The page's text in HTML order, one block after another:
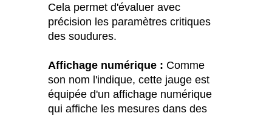
Cela permet d'évaluer avec
précision les paramètres critiques
des soudures.
Affichage numérique : Comme
son nom l'indique, cette jauge est
équipée d'un affichage numérique
qui affiche les mesures dans des